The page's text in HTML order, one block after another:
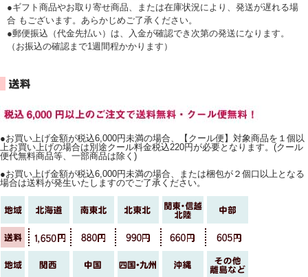
●ギフト商品やお取り寄せ商品、または在庫状況により、発送が遅れる場
合 もございます。あらかじめご了承ください。
●郵便振込（代金先払い）は、入金が確認でき次第の発送になります。
（お振込の確認まで1週間程かかります）
●お買い上げ金額が税込6,000円未満の場合、【クール便】対象商品を１個以
上お買い上げの場合は別途クール料金税込220円が必要となります。(クール
便代無料商品等、一部商品は除く)
●お買い上げ金額が税込6,000円未満の場合、または梱包が２個口以上となる
場合は送料が発生いたしますのでご了承ください。